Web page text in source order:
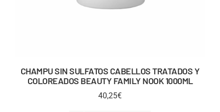
CHAMPU SIN SULFATOS CABELLOS TRATADOS Y
COLOREADOS BEAUTY FAMILY NOOK 1000ML
40,25€